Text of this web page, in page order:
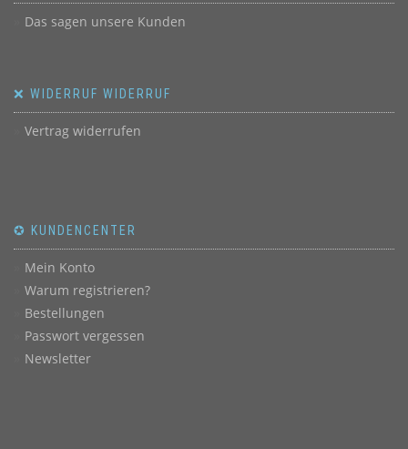
Das sagen unsere Kunden
❌ WIDERRUF WIDERRUF
Vertrag widerrufen
✪ KUNDENCENTER
Mein Konto
Warum registrieren?
Bestellungen
Passwort vergessen
Newsletter